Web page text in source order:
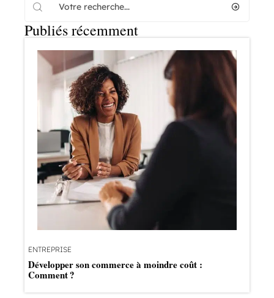
Publiés récemment
ENTREPRISE
Développer son commerce à moindre coût :
Comment ?